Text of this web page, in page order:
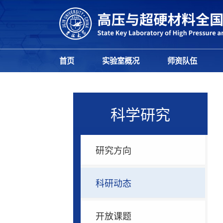
首页 实验室概况 师资队伍
科学研究
研究方向
科研动态
开放课题